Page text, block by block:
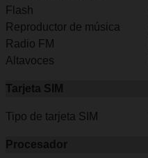
Flash
Reproductor de música
Radio FM
Altavoces
Tarjeta SIM
Tipo de tarjeta SIM
Procesador